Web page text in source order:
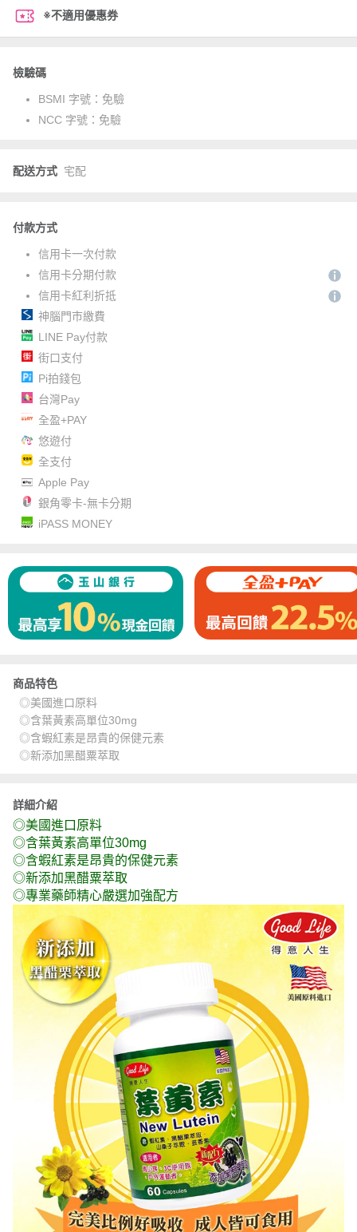
※不適用優惠券
檢驗碼
BSMI 字號： 免驗
NCC 字號： 免驗
配送方式 宅配
付款方式
信用卡一次付款
信用卡分期付款
信用卡紅利折抵
神腦門市繳費
LINE Pay付款
街口支付
Pi拍錢包
台灣Pay
全盈+PAY
悠遊付
全支付
Apple Pay
銀角零卡-無卡分期
iPASS MONEY
商品特色
◎美國進口原料
◎含葉黃素高單位30mg
◎含蝦紅素是昂貴的保健元素
◎新添加黑醋粟萃取
詳細介紹
◎美國進口原料
◎含葉黃素高單位30mg
◎含蝦紅素是昂貴的保健元素
◎新添加黑醋粟萃取
◎專業藥師精心嚴選加強配方